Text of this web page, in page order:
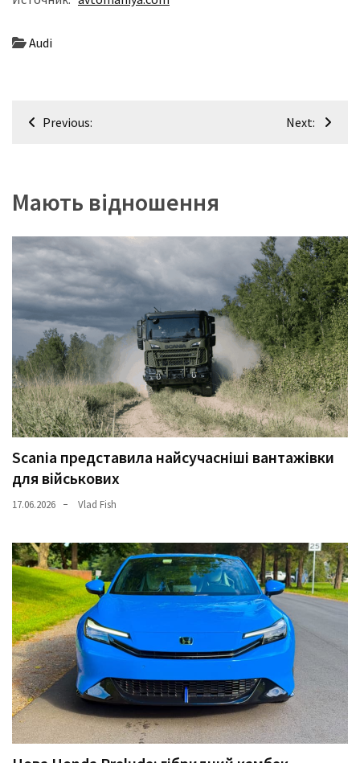
Audi
Навігація
Previous: Next:
Мають відношення
Scania представила найсучасніші вантажівки
для військових
17.06.2026 Vlad Fish